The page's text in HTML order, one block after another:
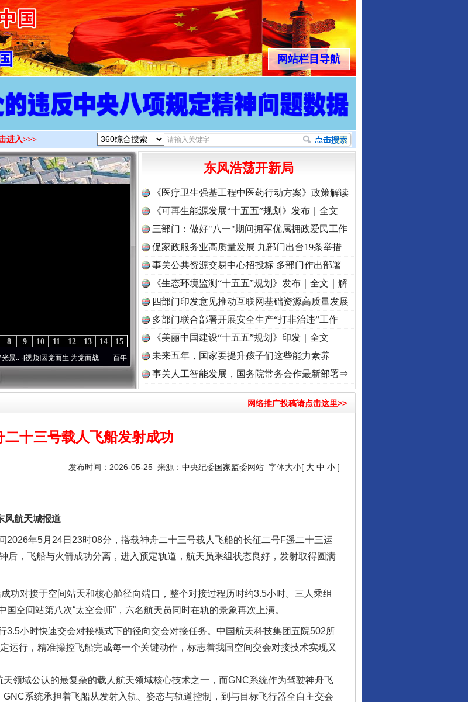
网站栏目导航
进入>>>
15
14
13
12
11
10
9
8
频]因党而生 为党而战——百年“纪”事⑧加强纪律..·[视频]牢记初心使命 奋进复兴征程丨“转折之城”激荡..·[视频]
东风浩荡开新局
《医疗卫生强基工程中医药行动方案》政策解读
《可再生能源发展“十五五”规划》发布｜全文
三部门：做好"八一"期间拥军优属拥政爱民工作
促家政服务业高质量发展 九部门出台19条举措
事关公共资源交易中心招投标 多部门作出部署
《生态环境监测“十五五”规划》发布｜全文｜解
读
四部门印发意见推动互联网基础资源高质量发展
多部门联合部署开展安全生产“打非治违”工作
《美丽中国建设“十五五”规划》印发｜全文
未来五年，国家要提升孩子们这些能力素养
事关人工智能发展，国务院常务会作最新部署⇒
网络推广投稿请点击这里>>
二十三号载人飞船发射成功
发布时间：2026-05-25 来源： 中央纪委国家监委网站 字体大小[ 大 中 小 ]
航天城报道
年5月24日23时08分，搭载神舟二十三号载人飞船的长征二号F遥二十三运
后，飞船与火箭成功分离，进入预定轨道，航天员乘组状态良好，发射取得圆满
对接于空间站天和核心舱径向端口，整个对接过程历时约3.5小时。三人乘组
空间站第八次“太空会师”，六名航天员同时在轨的景象再次上演。
小时快速交会对接模式下的径向交会对接任务。中国航天科技集团五院502所
运行，精准操控飞船完成每一个关键动作，标志着我国空间交会对接技术实现又
天领域公认的最复杂的载人航天领域核心技术之一，而GNC系统作为驾驶神舟飞
系统承担着飞船从发射入轨、姿态与轨道控制，到与目标飞行器全自主交会